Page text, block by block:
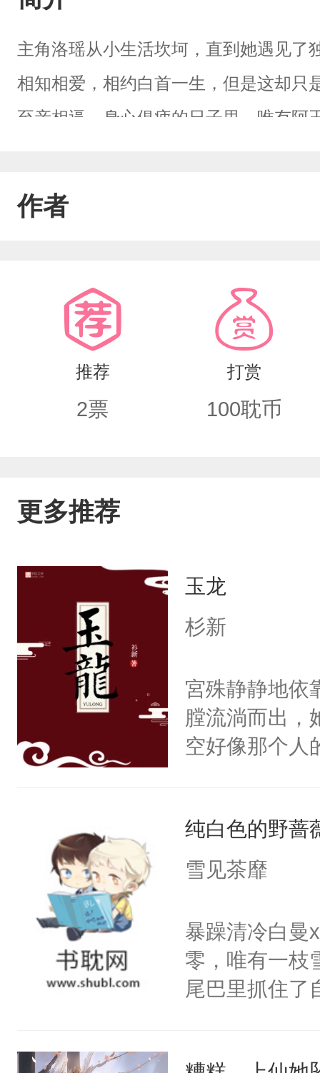
主角洛瑶从小生活坎坷，直到她遇见了
相知相爱，相约白首一生，但是这却只
至亲相逼，身心俱疲的日子里，唯有阿
作者
推荐
2票
打赏
100耽币
更多推荐
玉龙
杉新
宮殊静静地依
膛流淌而出，
空好像那个人
使劲，蝴蝶近
随着宮殊的体
脸上依旧挂着
防的爱情，天
可到头来她
吹拂而过，香
殊的指尖。清
纯白色的野蔷
雪见茶靡
暴躁清冷白曼
零，唯有一枝
尾巴里抓住了